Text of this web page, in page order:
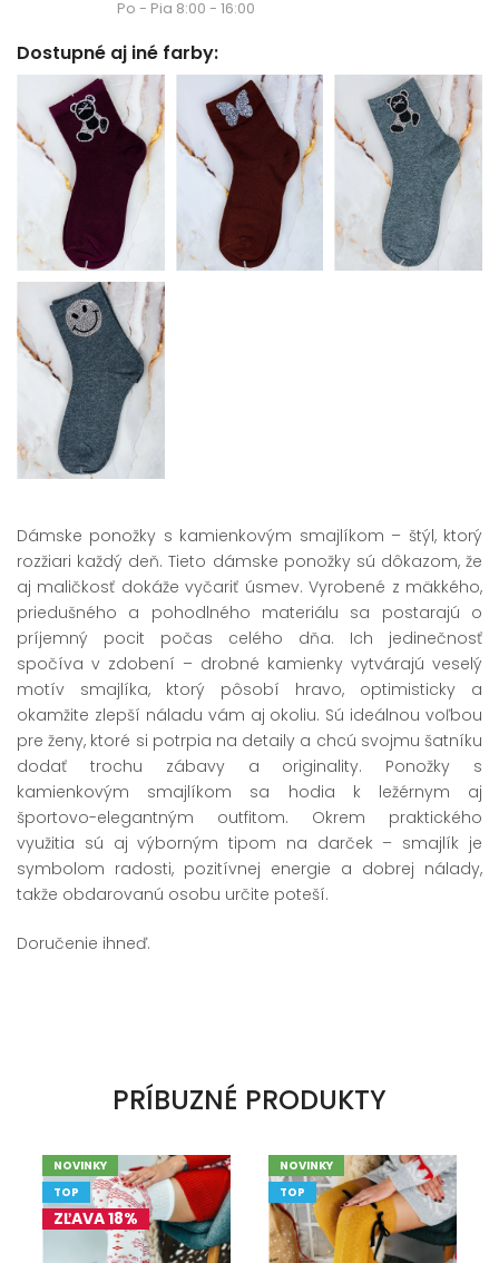
Po - Pia 8:00 - 16:00
Dostupné aj iné farby:
Dámske ponožky s kamienkovým smajlíkom – štýl, ktorý
rozžiari každý deň. Tieto dámske ponožky sú dôkazom, že
aj maličkosť dokáže vyčariť úsmev. Vyrobené z mäkkého,
priedušného a pohodlného materiálu sa postarajú o
príjemný pocit počas celého dňa. Ich jedinečnosť
spočíva v zdobení – drobné kamienky vytvárajú veselý
motív smajlíka, ktorý pôsobí hravo, optimisticky a
okamžite zlepší náladu vám aj okoliu. Sú ideálnou voľbou
pre ženy, ktoré si potrpia na detaily a chcú svojmu šatníku
dodať trochu zábavy a originality. Ponožky s
kamienkovým smajlíkom sa hodia k ležérnym aj
športovo-elegantným outfitom. Okrem praktického
využitia sú aj výborným tipom na darček – smajlík je
symbolom radosti, pozitívnej energie a dobrej nálady,
takže obdarovanú osobu určite poteší.
Doručenie ihneď.
PRÍBUZNÉ PRODUKTY
NOVINKY
TOP
ZĽAVA 18%
NOVINKY
TOP